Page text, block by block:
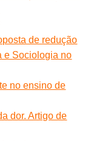
de redução
e Sociologia no
no ensino de
dor. Artigo de